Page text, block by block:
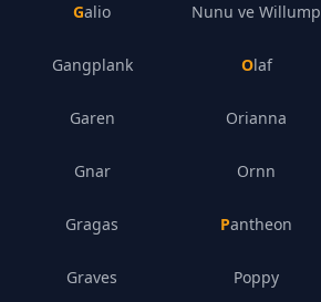
Galio
Gangplank
Garen
Gnar
Gragas
Graves
Nunu ve Willump
Olaf
Orianna
Ornn
Pantheon
Poppy